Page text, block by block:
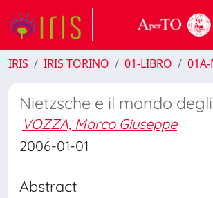
IRIS IRIS TORINO 01-LIBRO
Nietzsche e il mondo
VOZZA, Marco Giuseppe
2006-01-01
Abstract